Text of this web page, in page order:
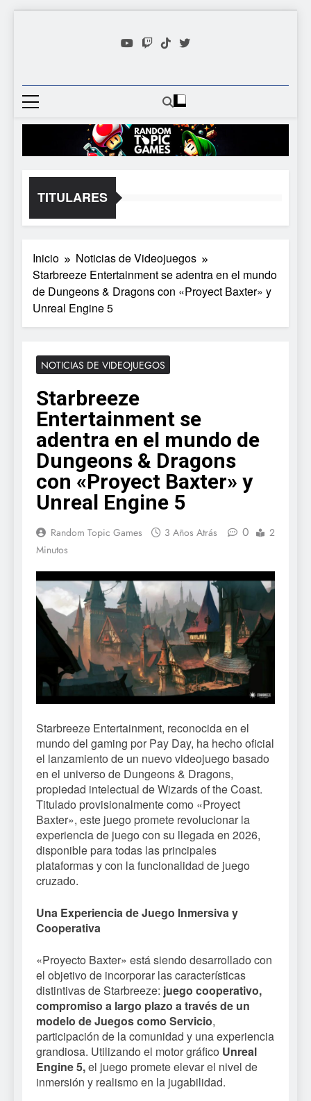
Random
Games
Videojuego Favorito
TITULARES
Inicio
Noticias de Videojuegos
Starbreeze Entertainment se adentra en el mundo
de Dungeons & Dragons con «Proyect Baxter» y
Unreal Engine 5
NOTICIAS DE VIDEOJUEGOS
Starbreeze
Entertainment se
adentra en el mundo de
Dungeons & Dragons
con «Proyect Baxter» y
Unreal Engine 5
Random Topic Games 3 Años Atrás 0
2
Minutos
Starbreeze Entertainment, reconocida en el
mundo del gaming por Pay Day, ha hecho oficial
el lanzamiento de un nuevo videojuego basado
en el universo de Dungeons & Dragons,
propiedad intelectual de Wizards of the Coast.
Titulado provisionalmente como «Proyect
Baxter», este juego promete revolucionar la
experiencia de juego con su llegada en 2026,
disponible para todas las principales
plataformas y con la funcionalidad de juego
cruzado.
Una Experiencia de Juego Inmersiva y
Cooperativa
«Proyecto Baxter» está siendo desarrollado con
el objetivo de incorporar las características
distintivas de Starbreeze: juego cooperativo,
compromiso a largo plazo a través de un
modelo de Juegos como Servicio,
participación de la comunidad y una experiencia
grandiosa. Utilizando el motor gráfico Unreal
Engine 5,el juego promete elevar el nivel de
inmersión y realismo en la jugabilidad.